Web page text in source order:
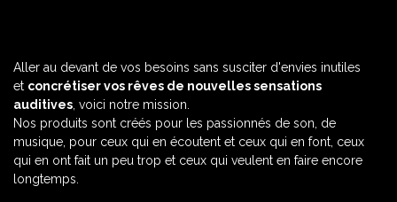
Aller au devant de vos besoins sans susciter d'envies inutiles
et concrétiser vos rêves de nouvelles sensations
auditives , voici notre mission.
Nos produits sont créés pour les passionnés de son, de
musique, pour ceux qui en écoutent et ceux qui en font, ceux
qui en ont fait un peu trop et ceux qui veulent en faire encore
longtemps.